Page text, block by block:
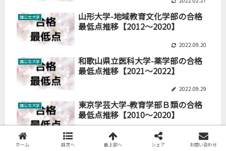
国公立大学
山形大学-地域教育文化学部の合格
最低点推移【2012～2020】
2022.09.20
国公立大学
和歌山県立医科大学-薬学部の合格
最低点推移【2021～2022】
2022.09.29
国公立大学
東京学芸大学-教育学部Ｂ類の合格
最低点推移【2010～2020】
2022.09.20
ホーム 目次へ 最上部へ シェア お問い合わせ